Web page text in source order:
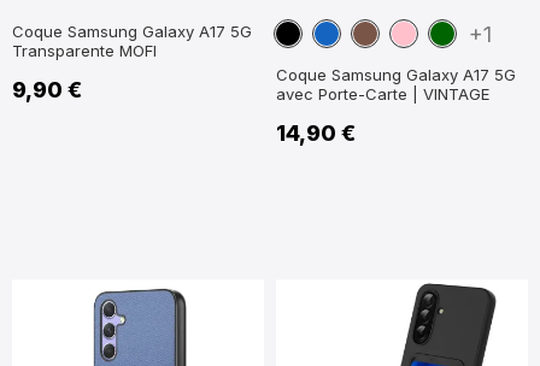
Coque Samsung Galaxy A17 5G
Transparente MOFI
9,90 €
NoirBleuMarron
RoseVert +1
Coque Samsung Galaxy A17 5G
avec Porte-Carte | VINTAGE
14,90 €